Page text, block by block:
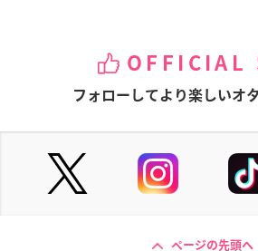
戦姫絶唱シンフォギ
アG
ヴナ・イヴ
ダンガンロンパ 希望
の学園と絶望の高校
霧切響子
OFFICIAL
フォローしてより楽しいオ
ページの先頭へ